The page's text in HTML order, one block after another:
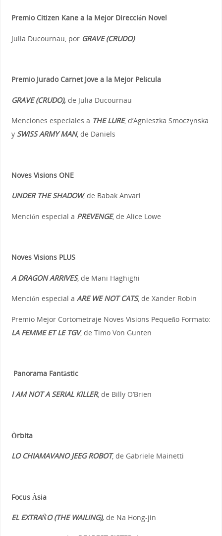
Premio Citizen Kane a la Mejor Dirección Novel
Julia Ducournau, por GRAVE (CRUDO)
Premio Jurado Carnet Jove a la Mejor Película
GRAVE (CRUDO), de Julia Ducournau
Menciones especiales a THE LURE, d’Agnieszka Smoczynska
y SWISS ARMY MAN, de Daniels
Noves Visions ONE
UNDER THE SHADOW, de Babak Anvari
Mención especial a PREVENGE, de Alice Lowe
Noves Visions PLUS
A DRAGON ARRIVES, de Mani Haghighi
Mención especial a ARE WE NOT CATS, de Xander Robin
Premio Mejor Cortometraje Noves Visions Pequeño Formato:
LA FEMME ET LE TGV, de Timo Von Gunten
Panorama Fantàstic
I AM NOT A SERIAL KILLER, de Billy O’Brien
Òrbita
LO CHIAMAVANO JEEG ROBOT, de Gabriele Mainetti
Focus Àsia
EL EXTRAÑO (THE WAILING), de Na Hong-jin